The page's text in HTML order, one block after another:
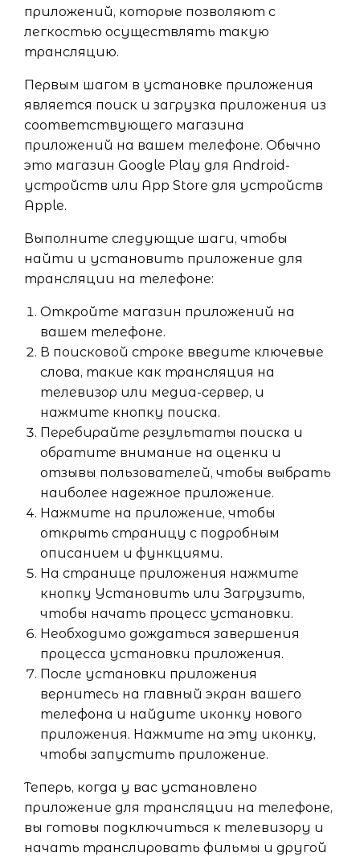
приложений, которые позволяют с
легкостью осуществлять такую
трансляцию.
Первым шагом в установке приложения
является поиск и загрузка приложения из
соответствующего магазина
приложений на вашем телефоне. Обычно
это магазин Google Play для Android-
устройств или App Store для устройств
Apple.
Выполните следующие шаги, чтобы
найти и установить приложение для
трансляции на телефоне:
Откройте магазин приложений на
вашем телефоне.
В поисковой строке введите ключевые
слова, такие как трансляция на
телевизор или медиа-сервер, и
нажмите кнопку поиска.
Перебирайте результаты поиска и
обратите внимание на оценки и
отзывы пользователей, чтобы выбрать
наиболее надежное приложение.
Нажмите на приложение, чтобы
открыть страницу с подробным
описанием и функциями.
На странице приложения нажмите
кнопку Установить или Загрузить,
чтобы начать процесс установки.
Необходимо дождаться завершения
процесса установки приложения.
После установки приложения
вернитесь на главный экран вашего
телефона и найдите иконку нового
приложения. Нажмите на эту иконку,
чтобы запустить приложение.
Теперь, когда у вас установлено
приложение для трансляции на телефоне,
вы готовы подключиться к телевизору и
начать транслировать фильмы и другой